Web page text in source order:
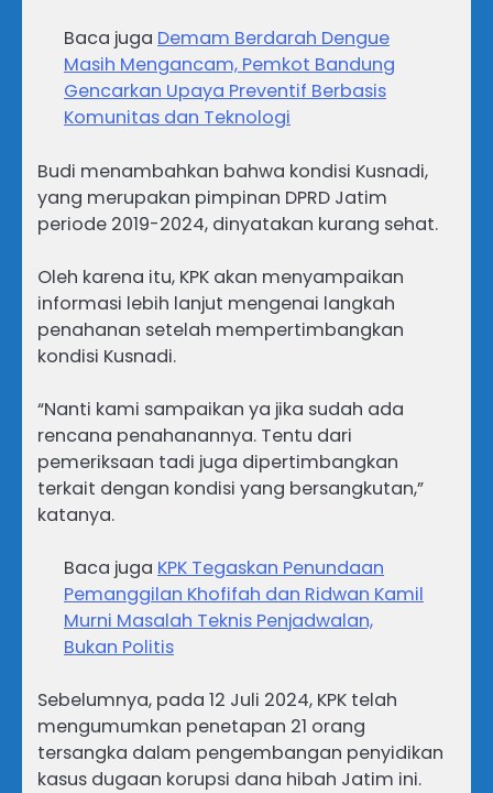
Baca juga Demam Berdarah Dengue
Masih Mengancam, Pemkot Bandung
Gencarkan Upaya Preventif Berbasis
Komunitas dan Teknologi
Budi menambahkan bahwa kondisi Kusnadi,
yang merupakan pimpinan DPRD Jatim
periode 2019-2024, dinyatakan kurang sehat.
Oleh karena itu, KPK akan menyampaikan
informasi lebih lanjut mengenai langkah
penahanan setelah mempertimbangkan
kondisi Kusnadi.
“Nanti kami sampaikan ya jika sudah ada
rencana penahanannya. Tentu dari
pemeriksaan tadi juga dipertimbangkan
terkait dengan kondisi yang bersangkutan,”
katanya.
Baca juga KPK Tegaskan Penundaan
Pemanggilan Khofifah dan Ridwan Kamil
Murni Masalah Teknis Penjadwalan,
Bukan Politis
Sebelumnya, pada 12 Juli 2024, KPK telah
mengumumkan penetapan 21 orang
tersangka dalam pengembangan penyidikan
kasus dugaan korupsi dana hibah Jatim ini.